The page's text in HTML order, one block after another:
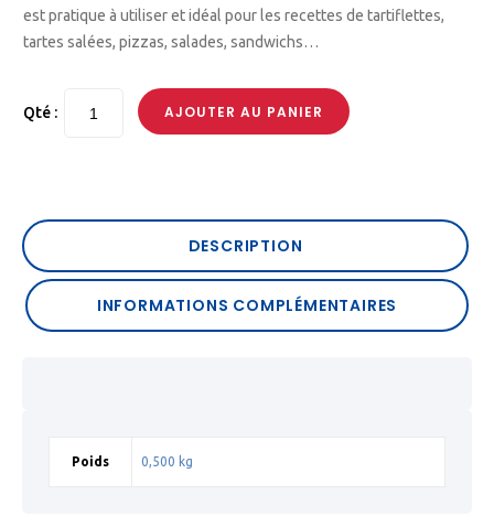
est pratique à utiliser et idéal pour les recettes de tartiflettes,
tartes salées, pizzas, salades, sandwichs…
Qté : AJOUTER AU PANIER
DESCRIPTION
INFORMATIONS COMPLÉMENTAIRES
Poids 0,500 kg